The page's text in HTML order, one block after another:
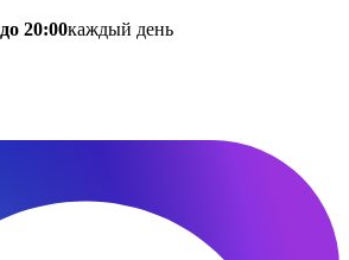
до 20:00каждый день